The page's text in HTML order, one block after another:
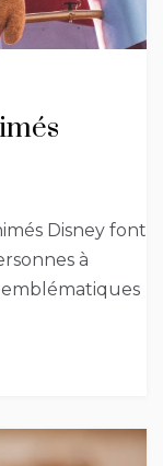
Disney font
à
emblématiques